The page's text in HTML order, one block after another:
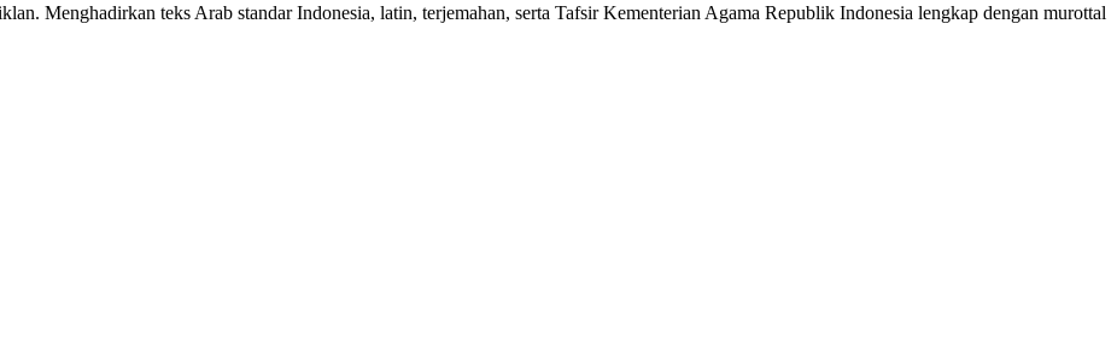
Menghadirkan teks Arab standar Indonesia, latin, terjemahan, serta Tafsir Kementerian Agama Republik Indonesia lengkap dengan murottal